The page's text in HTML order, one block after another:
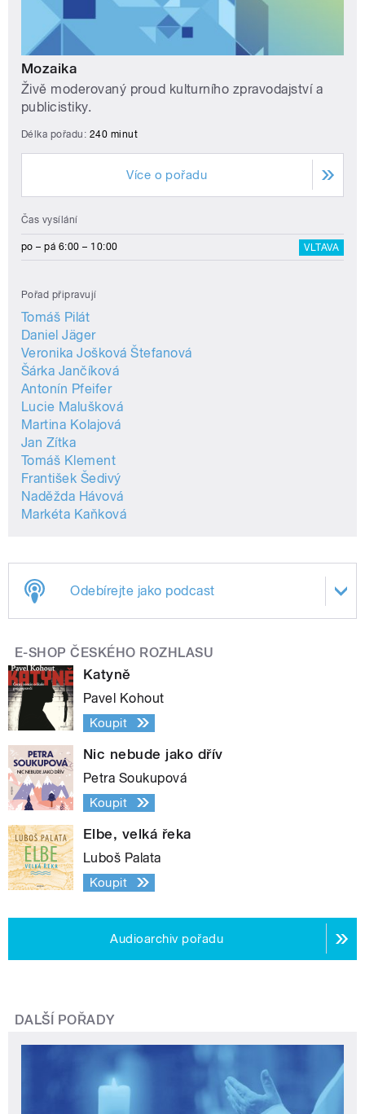
Mozaika
Živě moderovaný proud kulturního zpravodajství a
publicistiky.
Délka pořadu: 240 minut
Více o pořadu
Čas vysílání
po – pá 6:00 – 10:00 VLTAVA
Pořad připravují
Tomáš Pilát
Daniel Jäger
Veronika Jošková Štefanová
Šárka Jančíková
Antonín Pfeifer
Lucie Malušková
Martina Kolajová
Jan Zítka
Tomáš Klement
František Šedivý
Naděžda Hávová
Markéta Kaňková
Odebírejte jako podcast
E-SHOP ČESKÉHO ROZHLASU
Katyně
Pavel Kohout
Koupit
Nic nebude jako dřív
Petra Soukupová
Koupit
Elbe, velká řeka
Luboš Palata
Koupit
Audioarchiv pořadu
DALŠÍ POŘADY